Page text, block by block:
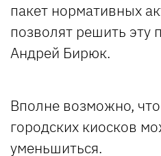
пакет нормативных
позволят решить эту
Андрей Бирюк.
Вполне возможно,
городских киосков
уменьшиться.